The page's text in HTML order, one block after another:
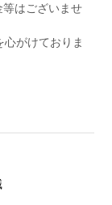
はございませ
がけておりま